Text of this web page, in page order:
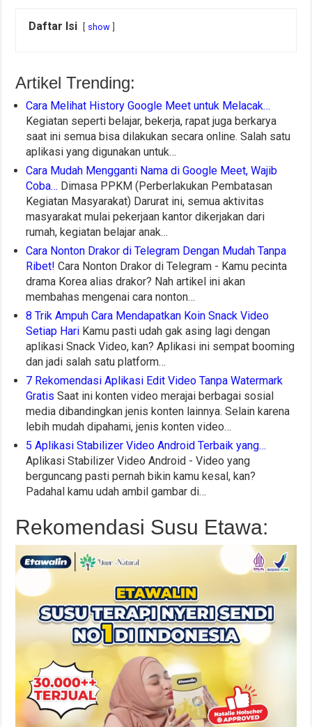
Daftar Isi show
Artikel Trending:
Cara Melihat History Google Meet untuk Melacak…
Kegiatan seperti belajar, bekerja, rapat juga berkarya
saat ini semua bisa dilakukan secara online. Salah satu
aplikasi yang digunakan untuk…
Cara Mudah Mengganti Nama di Google Meet, Wajib
Coba… Dimasa PPKM (Perberlakukan Pembatasan
Kegiatan Masyarakat) Darurat ini, semua aktivitas
masyarakat mulai pekerjaan kantor dikerjakan dari
rumah, kegiatan belajar anak…
Cara Nonton Drakor di Telegram Dengan Mudah Tanpa
Ribet! Cara Nonton Drakor di Telegram - Kamu pecinta
drama Korea alias drakor? Nah artikel ini akan
membahas mengenai cara nonton…
8 Trik Ampuh Cara Mendapatkan Koin Snack Video
Setiap Hari Kamu pasti udah gak asing lagi dengan
aplikasi Snack Video, kan? Aplikasi ini sempat booming
dan jadi salah satu platform…
7 Rekomendasi Aplikasi Edit Video Tanpa Watermark
Gratis Saat ini konten video merajai berbagai sosial
media dibandingkan jenis konten lainnya. Selain karena
lebih mudah dipahami, jenis konten video…
5 Aplikasi Stabilizer Video Android Terbaik yang…
Aplikasi Stabilizer Video Android - Video yang
berguncang pasti pernah bikin kamu kesal, kan?
Padahal kamu udah ambil gambar di…
Rekomendasi Susu Etawa: